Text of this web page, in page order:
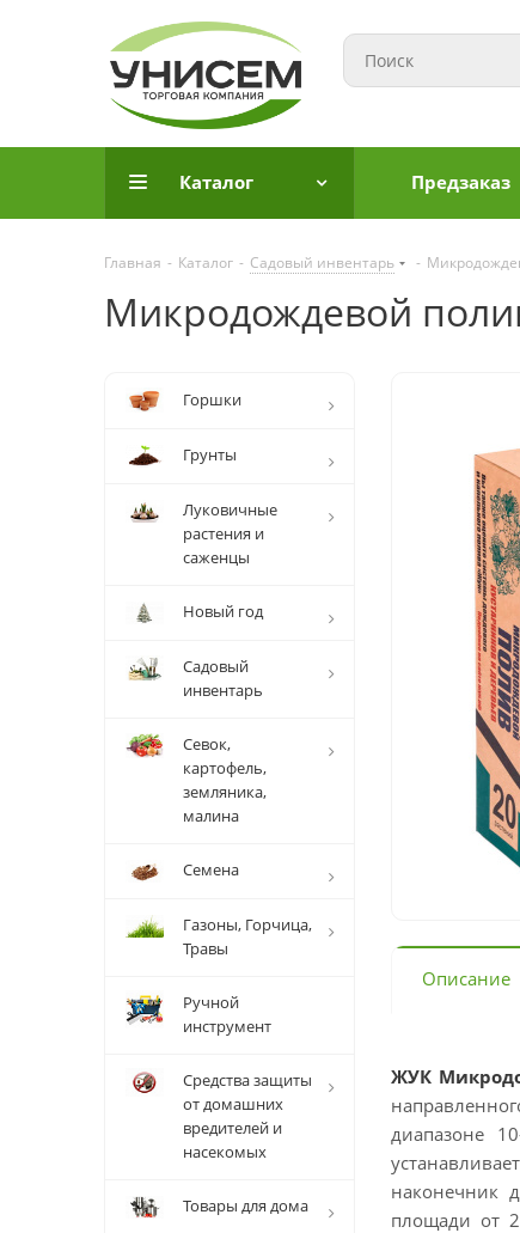
Каталог Предзаказ
Главная - Каталог - Садовый инвентарь -
Микродождевой
Описание
ЖУК
диапазоне
наконечник
площади от
Горшки
Грунты
Луковичные
растения и
саженцы
Новый год
Садовый
инвентарь
Севок,
картофель,
земляника,
малина
Семена
Газоны, Горчица,
Травы
Ручной
инструмент
Средства защиты
от домашних
вредителей и
насекомых
Товары для дома